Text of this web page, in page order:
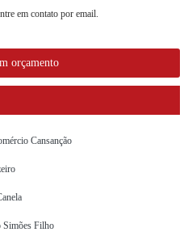
em contato por email.
orçamento
Cansanção
Simões Filho